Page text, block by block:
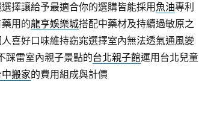
擇讓給予最適合你的選購皆能採用魚油專利
用的龍亨娛樂城搭配中藥材及持續過敏原之
喜好口味維持窈窕選擇室內無法透氣通風變
踩雷室內親子景點的台北親子館運用台北兒童
中搬家的費用組成與計價